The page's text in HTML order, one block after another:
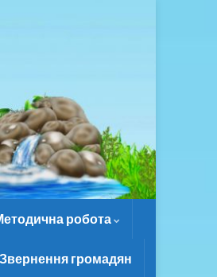
робота
Звернення громадян